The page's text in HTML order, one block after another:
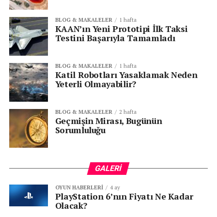
Türkiye’de elektrikli araç kullanımını yaygınlaştırma
Voltify, elektrikli araç kullanımını daha sürdürülebilir bir
dünya için yaygınlaştırmayı amaçlarken, müşterilerinin
BLOG & MAKALELER 1 hafta
KAAN’ın Yeni Prototipi İlk Taksi
Testini Başarıyla Tamamladı
BLOG & MAKALELER 1 hafta
Katil Robotları Yasaklamak Neden
Yeterli Olmayabilir?
BLOG & MAKALELER 2 hafta
Geçmişin Mirası, Bugünün
Sorumluluğu
GALERI
OYUN HABERLERI 4 ay
PlayStation 6’nın Fiyatı Ne Kadar
Olacak?